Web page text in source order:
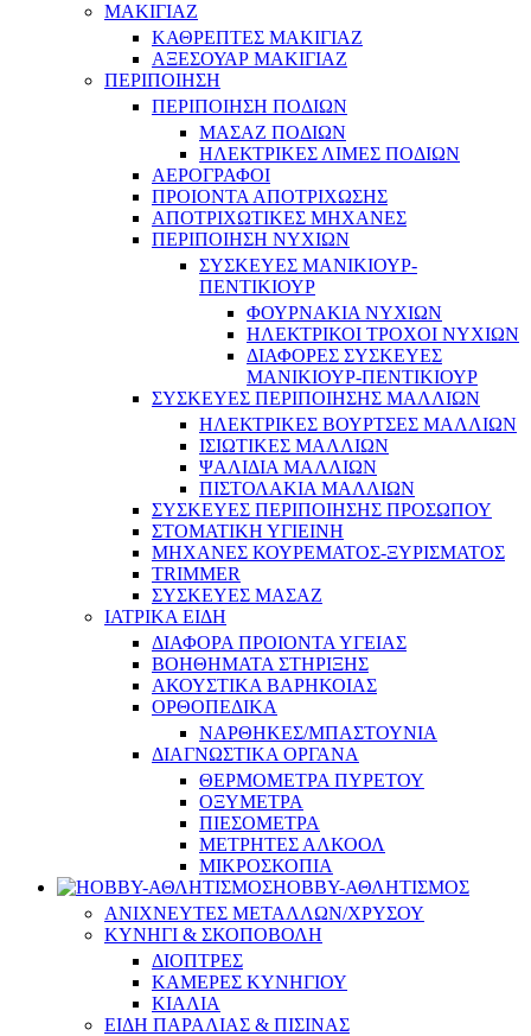
ΜΑΚΙΓΙΑΖ
ΚΑΘΡΕΠΤΕΣ ΜΑΚΙΓΙΑΖ
ΑΞΕΣΟΥΑΡ ΜΑΚΙΓΙΑΖ
ΠΕΡΙΠΟΙΗΣΗ
ΠΕΡΙΠΟΙΗΣΗ ΠΟΔΙΩΝ
ΜΑΣΑΖ ΠΟΔΙΩΝ
ΗΛΕΚΤΡΙΚΕΣ ΛΙΜΕΣ ΠΟΔΙΩΝ
ΑΕΡΟΓΡΑΦΟΙ
ΠΡΟΙΟΝΤΑ ΑΠΟΤΡΙΧΩΣΗΣ
ΑΠΟΤΡΙΧΩΤΙΚΕΣ ΜΗΧΑΝΕΣ
ΠΕΡΙΠΟΙΗΣΗ ΝΥΧΙΩΝ
ΣΥΣΚΕΥΕΣ ΜΑΝΙΚΙΟΥΡ-
ΠΕΝΤΙΚΙΟΥΡ
ΦΟΥΡΝΑΚΙΑ ΝΥΧΙΩΝ
ΗΛΕΚΤΡΙΚΟΙ ΤΡΟΧΟΙ ΝΥΧΙΩΝ
ΔΙΑΦΟΡΕΣ ΣΥΣΚΕΥΕΣ
ΜΑΝΙΚΙΟΥΡ-ΠΕΝΤΙΚΙΟΥΡ
ΣΥΣΚΕΥΕΣ ΠΕΡΙΠΟΙΗΣΗΣ ΜΑΛΛΙΩΝ
ΗΛΕΚΤΡΙΚΕΣ ΒΟΥΡΤΣΕΣ ΜΑΛΛΙΩΝ
ΙΣΙΩΤΙΚΕΣ ΜΑΛΛΙΩΝ
ΨΑΛΙΔΙΑ ΜΑΛΛΙΩΝ
ΠΙΣΤΟΛΑΚΙΑ ΜΑΛΛΙΩΝ
ΣΥΣΚΕΥΕΣ ΠΕΡΙΠΟΙΗΣΗΣ ΠΡΟΣΩΠΟΥ
ΣΤΟΜΑΤΙΚΗ ΥΓΙΕΙΝΗ
ΜΗΧΑΝΕΣ ΚΟΥΡΕΜΑΤΟΣ-ΞΥΡΙΣΜΑΤΟΣ
TRIMMER
ΣΥΣΚΕΥΕΣ ΜΑΣΑΖ
ΙΑΤΡΙΚΑ ΕΙΔΗ
ΔΙΑΦΟΡΑ ΠΡΟΙΟΝΤΑ ΥΓΕΙΑΣ
ΒΟΗΘΗΜΑΤΑ ΣΤΗΡΙΞΗΣ
ΑΚΟΥΣΤΙΚΑ ΒΑΡΗΚΟΙΑΣ
ΟΡΘΟΠΕΔΙΚΑ
ΝΑΡΘΗΚΕΣ/ΜΠΑΣΤΟΥΝΙΑ
ΔΙΑΓΝΩΣΤΙΚΑ ΟΡΓΑΝΑ
ΘΕΡΜΟΜΕΤΡΑ ΠΥΡΕΤΟΥ
ΟΞΥΜΕΤΡΑ
ΠΙΕΣΟΜΕΤΡΑ
ΜΕΤΡΗΤΕΣ ΑΛΚΟΟΛ
ΜΙΚΡΟΣΚΟΠΙΑ
HOBBY-ΑΘΛΗΤΙΣΜΟΣ
ΑΝΙΧΝΕΥΤΕΣ ΜΕΤΑΛΛΩΝ/ΧΡΥΣΟΥ
ΚΥΝΗΓΙ & ΣΚΟΠΟΒΟΛΗ
ΔΙΟΠΤΡΕΣ
ΚΑΜΕΡΕΣ ΚΥΝΗΓΙΟΥ
ΚΙΑΛΙΑ
ΕΙΔΗ ΠΑΡΑΛΙΑΣ & ΠΙΣΙΝΑΣ